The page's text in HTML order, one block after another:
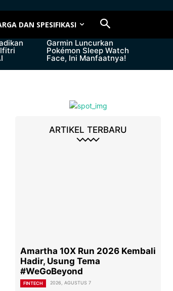
DAN SPESIFIKASI
Garmin Luncurkan
Pokémon Sleep Watch
Face, Ini Manfaatnya!
ARTIKEL TERBARU
Amartha 10X Run 2026 Kembali
Hadir, Usung Tema
#WeGoBeyond
FINTECH 2026, AGUSTUS 7